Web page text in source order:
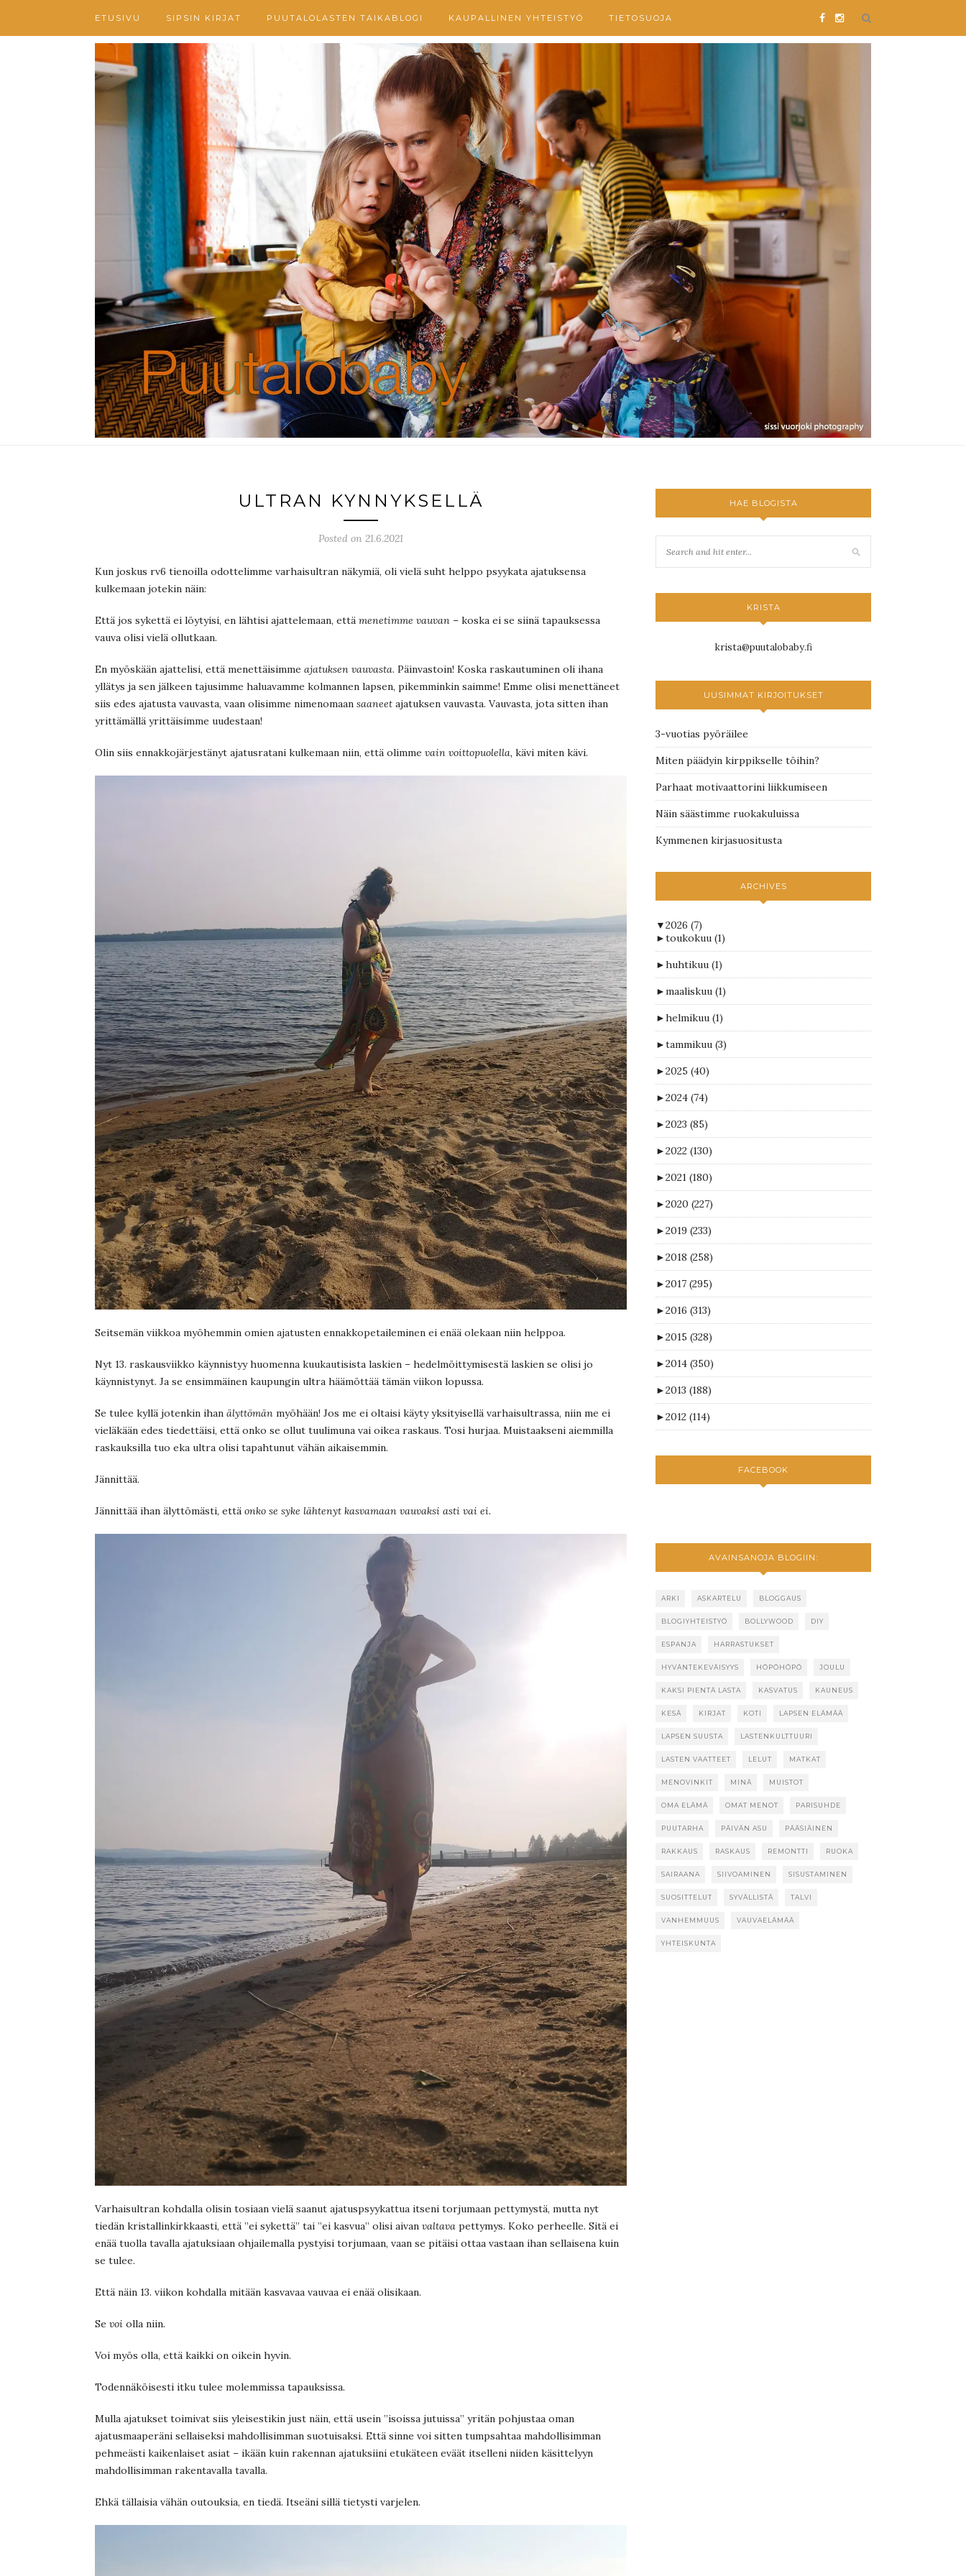
ETUSIVU SIPSIN KIRJAT PUUTALOLASTEN TAIKABLOGI KAUPALLINEN YHTEISTYÖ TIETOSUOJA
ULTRAN KYNNYKSELLÄ
Posted on 21.6.2021
Kun joskus rv6 tienoilla odottelimme varhaisultran näkymiä, oli vielä suht helppo psyykata ajatuksensa
kulkemaan jotekin näin:
Että jos sykettä ei löytyisi, en lähtisi ajattelemaan, että menetimme vauvan – koska ei se siinä tapauksessa
vauva olisi vielä ollutkaan.
En myöskään ajattelisi, että menettäisimme ajatuksen vauvasta. Päinvastoin! Koska raskautuminen oli ihana
yllätys ja sen jälkeen tajusimme haluavamme kolmannen lapsen, pikemminkin saimme! Emme olisi menettäneet
siis edes ajatusta vauvasta, vaan olisimme nimenomaan saaneet ajatuksen vauvasta. Vauvasta, jota sitten ihan
yrittämällä yrittäisimme uudestaan!
Olin siis ennakkojärjestänyt ajatusratani kulkemaan niin, että olimme vain voittopuolella, kävi miten kävi.
Seitsemän viikkoa myöhemmin omien ajatusten ennakkopetaileminen ei enää olekaan niin helppoa.
Nyt 13. raskausviikko käynnistyy huomenna kuukautisista laskien – hedelmöittymisestä laskien se olisi jo
käynnistynyt. Ja se ensimmäinen kaupungin ultra häämöttää tämän viikon lopussa.
Se tulee kyllä jotenkin ihan älyttömän myöhään! Jos me ei oltaisi käyty yksityisellä varhaisultrassa, niin me ei
vieläkään edes tiedettäisi, että onko se ollut tuulimuna vai oikea raskaus. Tosi hurjaa. Muistaakseni aiemmilla
raskauksilla tuo eka ultra olisi tapahtunut vähän aikaisemmin.
Jännittää.
Jännittää ihan älyttömästi, että onko se syke lähtenyt kasvamaan vauvaksi asti vai ei.
Varhaisultran kohdalla olisin tosiaan vielä saanut ajatuspsyykattua itseni torjumaan pettymystä, mutta nyt
tiedän kristallinkirkkaasti, että ”ei sykettä” tai ”ei kasvua” olisi aivan valtava pettymys. Koko perheelle. Sitä ei
enää tuolla tavalla ajatuksiaan ohjailemalla pystyisi torjumaan, vaan se pitäisi ottaa vastaan ihan sellaisena kuin
se tulee.
Että näin 13. viikon kohdalla mitään kasvavaa vauvaa ei enää olisikaan.
Se voi olla niin.
Voi myös olla, että kaikki on oikein hyvin.
Todennäköisesti itku tulee molemmissa tapauksissa.
Mulla ajatukset toimivat siis yleisestikin just näin, että usein ”isoissa jutuissa” yritän pohjustaa oman
ajatusmaaperäni sellaiseksi mahdollisimman suotuisaksi. Että sinne voi sitten tumpsahtaa mahdollisimman
pehmeästi kaikenlaiset asiat – ikään kuin rakennan ajatuksiini etukäteen eväät itselleni niiden käsittelyyn
mahdollisimman rakentavalla tavalla.
Ehkä tällaisia vähän outouksia, en tiedä. Itseäni sillä tietysti varjelen.
HAE BLOGISTA
KRISTA
krista@puutalobaby.fi
UUSIMMAT KIRJOITUKSET
3-vuotias pyöräilee
Miten päädyin kirppikselle töihin?
Parhaat motivaattorini liikkumiseen
Näin säästimme ruokakuluissa
Kymmenen kirjasuositusta
ARCHIVES
▼2026 (7)
►toukokuu (1)
►huhtikuu (1)
►maaliskuu (1)
►helmikuu (1)
►tammikuu (3)
►2025 (40)
►2024 (74)
►2023 (85)
►2022 (130)
►2021 (180)
►2020 (227)
►2019 (233)
►2018 (258)
►2017 (295)
►2016 (313)
►2015 (328)
►2014 (350)
►2013 (188)
►2012 (114)
FACEBOOK
AVAINSANOJA BLOGIIN:
ARKI ASKARTELU BLOGGAUS
BLOGIYHTEISTYÖ BOLLYWOOD DIY
ESPANJA HARRASTUKSET
HYVÄNTEKEVÄISYYS HÖPÖHÖPÖ JOULU
KAKSI PIENTÄ LASTA KASVATUS KAUNEUS
KESÄ KIRJAT KOTI LAPSEN ELÄMÄÄ
LAPSEN SUUSTA LASTENKULTTUURI
LASTEN VAATTEET LELUT MATKAT
MENOVINKIT MINÄ MUISTOT
OMA ELÄMÄ OMAT MENOT PARISUHDE
PUUTARHA PÄIVÄN ASU PÄÄSIÄINEN
RAKKAUS RASKAUS REMONTTI RUOKA
SAIRAANA SIIVOAMINEN SISUSTAMINEN
SUOSITTELUT SYVÄLLISTÄ TALVI
VANHEMMUUS VAUVAELÄMÄÄ
YHTEISKUNTA